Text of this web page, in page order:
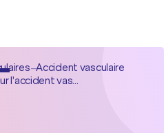
–Accident vasculaire
l'accident vas...